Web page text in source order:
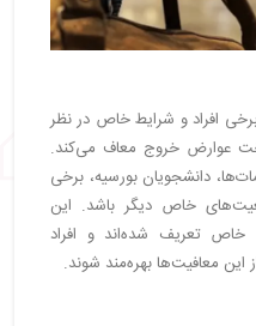
برخی افراد و شرایط خاص در نظر
عوارض خروج معاف می‌کند.
دانشجویان بورسیه، برخی
خاص دیگر باشد. این
خاص تعریف شده‌اند و افراد
این معافیت‌ها بهره‌مند شوند.